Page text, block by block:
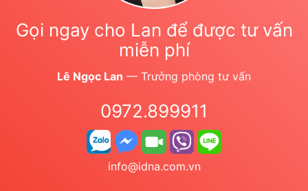
Gọi ngay cho Lan để được tư vấn
miễn phí
Lê Ngọc Lan — Trưởng phòng tư vấn
0972.899911
info@idna.com.vn